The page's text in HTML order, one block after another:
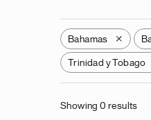
Bahamas X
Trinidad y Tobago
Showing 0 results